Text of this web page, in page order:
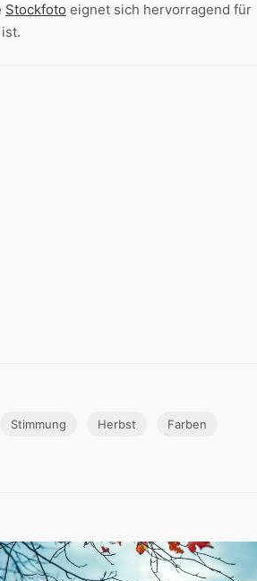
Stockfoto eignet sich hervorragend für
Stimmung Herbst Farben